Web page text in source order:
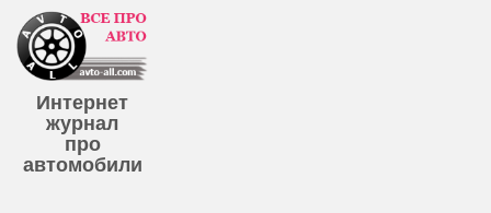
Интернет
журнал
про
автомобили